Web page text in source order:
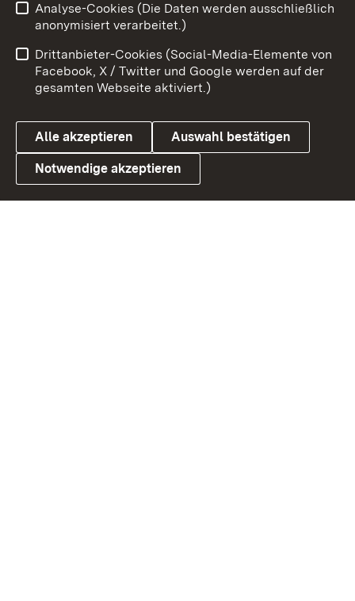
Link zum Landesportal
Impressum
Kontakt
Barrierefreiheit
Datenschutz
Cookies
Analyse-Cookies (Die Daten werden ausschließlich
anonymisiert verarbeitet.)
Drittanbieter-Cookies (Social-Media-Elemente von
Facebook, X / Twitter und Google werden auf der
gesamten Webseite aktiviert.)
Alle akzeptieren Auswahl bestätigen
Notwendige akzeptieren